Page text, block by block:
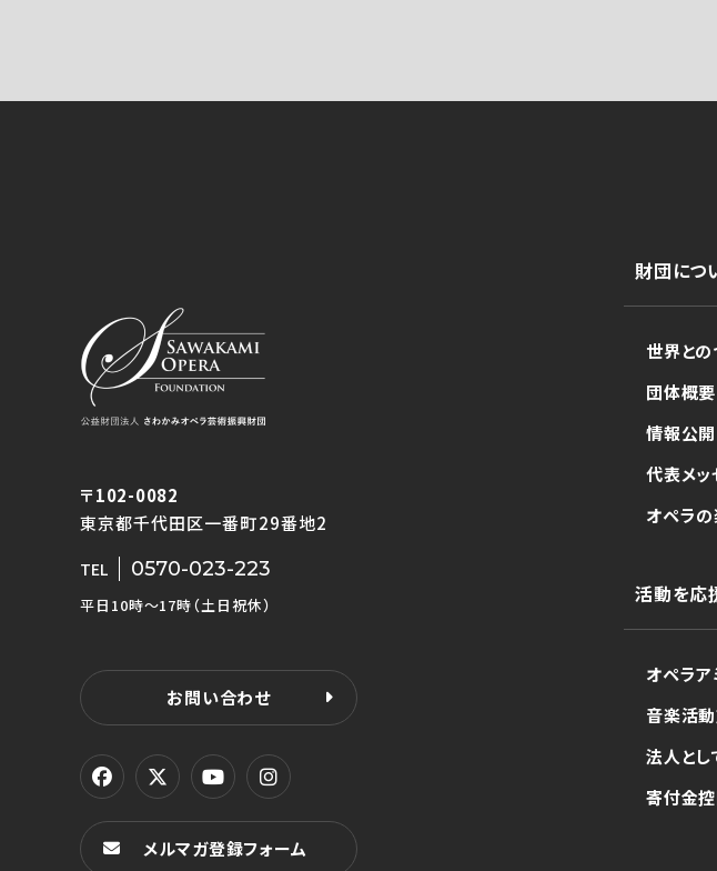
〒102-0082
東京都千代田区一番町29番地2
TEL 0570-023-223
平日10時〜17時（土日祝休）
お問い合わせ
メルマガ登録フォーム
財団につ
世界との
団体概要
情報公開
代表メッ
オペラ
活動を応
オペラ
音楽活動
法人とし
寄付金